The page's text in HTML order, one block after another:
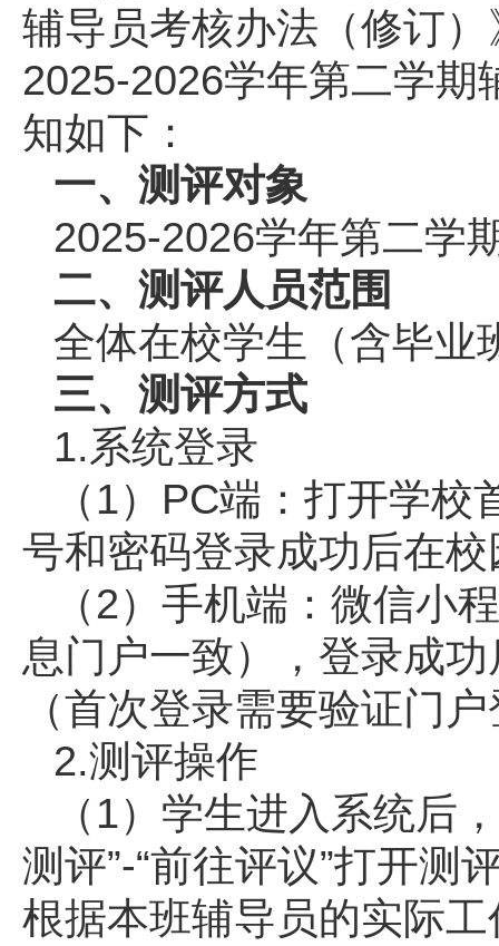
辅导员考核办法（修订
2025-2026学年第二学
知如下：
一、测评对象
2025-2026学年第二学
二、测评人员范围
全体在校学生（含毕业
三、测评方式
1.系统登录
（1）PC端：打开学
号和密码登录成功后在
（2）手机端：微信小
息门户一致），登录成
（首次登录需要验证门
2.测评操作
（1）学生进入系统后
测评”-“前往评议”打开测
根据本班辅导员的实际